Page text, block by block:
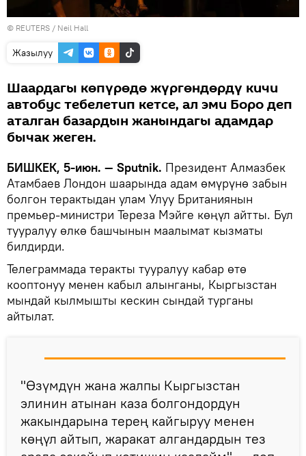
© REUTERS / Neil Hall
Жазылуу
Шаардагы көпүрөдө жүргөндөрдү кичи
автобус тебелетип кетсе, ал эми Боро деп
аталган базардын жанындагы адамдар
бычак жеген.
БИШКЕК, 5-июн. — Sputnik. Президент Алмазбек
Атамбаев Лондон шаарында адам өмүрүнө забын
болгон терактыдан улам Улуу Британиянын
премьер-министри Тереза Мэйге көңүл айтты. Бул
тууралуу өлкө башчынын маалымат кызматы
билдирди.
Телеграммада теракты тууралуу кабар өтө
кооптонуу менен кабыл алынганы, Кыргызстан
мындай кылмышты кескин сындай турганы
айтылат.
"Өзүмдүн жана жалпы Кыргызстан
элинин атынан каза болгондордун
жакындарына терең кайгыруу менен
көңүл айтып, жаракат алгандардын тез